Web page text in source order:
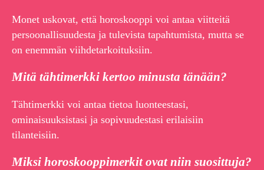
Monet uskovat, että horoskooppi voi antaa viitteitä
persoonallisuudesta ja tulevista tapahtumista, mutta se
on enemmän viihdetarkoituksiin.
Mitä tähtimerkki kertoo minusta tänään?
Tähtimerkki voi antaa tietoa luonteestasi,
ominaisuuksistasi ja sopivuudestasi erilaisiin
tilanteisiin.
Miksi horoskooppimerkit ovat niin suosittuja?